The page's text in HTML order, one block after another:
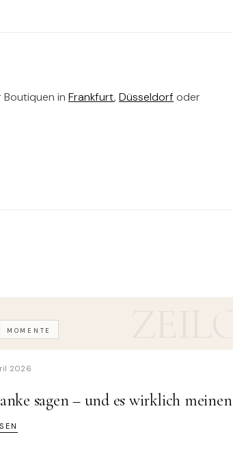
Boutiquen in Frankfurt, Düsseldorf oder
MOMENTE
2026
sagen – und es wirklich meinen